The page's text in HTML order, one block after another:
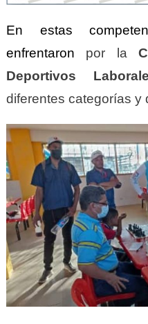
En estas
enfrentaron por la C
Deportivos
diferentes categorías y